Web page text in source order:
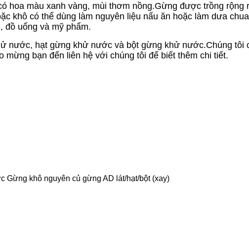
hoa màu xanh vàng, mùi thơm nồng.Gừng được trồng rộng
khô có thể dùng làm nguyên liệu nấu ăn hoặc làm dưa
đồ uống và mỹ phẩm.
nước, hạt gừng khử nước và bột gừng khử nước.Chúng tôi
bạn đến liên hệ với chúng tôi để biết thêm chi tiết.
Gừng khô nguyên củ gừng AD lát/hạt/bột (xay)